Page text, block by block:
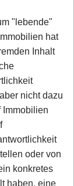
"lebende"
hat
Inhalt
nicht dazu
oder von
konkretes
haben, eine